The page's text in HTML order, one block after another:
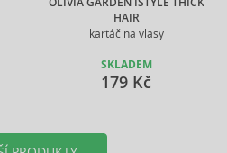
HAIR
kartáč na vlasy
SKLADEM
179 Kč